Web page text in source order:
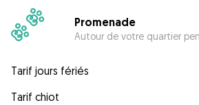
Promenade
Autour de votre quartier
Tarif jours fériés
Tarif chiot